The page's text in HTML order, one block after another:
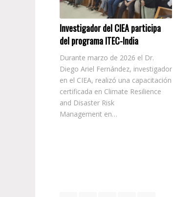
Investigador del CIEA participa
del programa ITEC-India
Durante marzo de 2026 el Dr.
Diego Ariel Fernández, investigador
en el CIEA, realizó una capacitación
certificada en Climate Resilience
and Disaster Risk
Management en…